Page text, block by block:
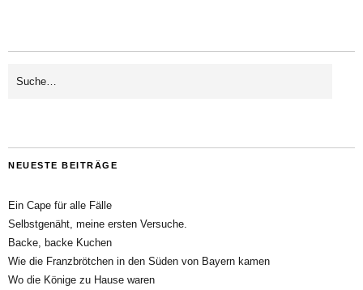
NEUESTE BEITRÄGE
Ein Cape für alle Fälle
Selbstgenäht, meine ersten Versuche.
Backe, backe Kuchen
Wie die Franzbrötchen in den Süden von Bayern kamen
Wo die Könige zu Hause waren